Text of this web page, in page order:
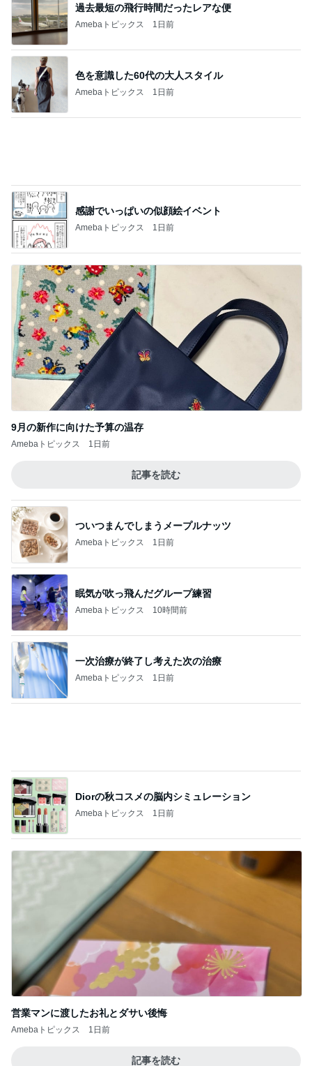
感謝でいっぱいの似顔絵イベント
Amebaトピックス 1日前
9月の新作に向けた予算の温存
Amebaトピックス
記事を読む
ついつまんでしまうメープルナッツ
Amebaトピックス 1日前
眠気が吹っ飛んだグループ練習
Amebaトピックス 10時間前
Amebaトピックス 1日前
Diorの秋コスメの脳内シミュレーション
Amebaトピックス 1日前
営業マンに渡したお礼とダサい後悔
Amebaトピックス
記事を読む
モト冬樹 愛犬の可愛い幸せそうな寝顔
Amebaトピックス 13時間前